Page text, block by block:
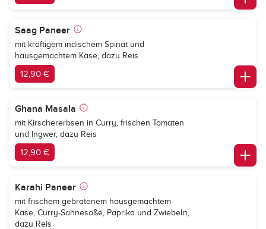
Saag Paneer
mit kräftigem indischem Spinat und
hausgemachtem Käse, dazu Reis
12,90 €
Ghana Masala
mit Kirschererbsen in Curry, frischen Tomaten
und Ingwer, dazu Reis
12,90 €
Karahi Paneer
mit frischem gebratenem hausgemachtem
Käse, Curry-Sahnesoße, Paprika und Zwiebeln,
dazu Reis